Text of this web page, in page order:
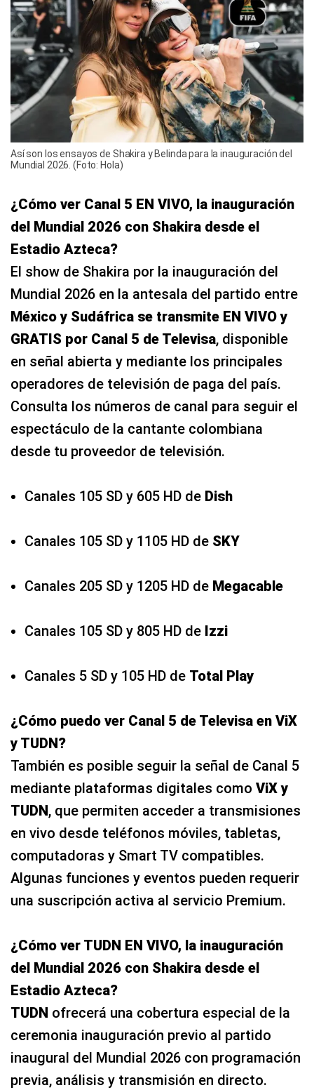
Así son los ensayos de Shakira y Belinda para la inauguración del
Mundial 2026. (Foto: Hola)
¿Cómo ver Canal 5 EN VIVO, la inauguración
del Mundial 2026 con Shakira desde el
Estadio Azteca?
El show de Shakira por la inauguración del
Mundial 2026 en la antesala del partido entre
México y Sudáfrica se transmite EN VIVO y
GRATIS por Canal 5 de Televisa, disponible
en señal abierta y mediante los principales
operadores de televisión de paga del país.
Consulta los números de canal para seguir el
espectáculo de la cantante colombiana
desde tu proveedor de televisión.
Canales 105 SD y 605 HD de Dish
Canales 105 SD y 1105 HD de SKY
Canales 205 SD y 1205 HD de Megacable
Canales 105 SD y 805 HD de Izzi
Canales 5 SD y 105 HD de Total Play
¿Cómo puedo ver Canal 5 de Televisa en ViX
y TUDN?
También es posible seguir la señal de Canal 5
mediante plataformas digitales como ViX y
TUDN, que permiten acceder a transmisiones
en vivo desde teléfonos móviles, tabletas,
computadoras y Smart TV compatibles.
Algunas funciones y eventos pueden requerir
una suscripción activa al servicio Premium.
¿Cómo ver TUDN EN VIVO, la inauguración
del Mundial 2026 con Shakira desde el
Estadio Azteca?
TUDN ofrecerá una cobertura especial de la
ceremonia inauguración previo al partido
inaugural del Mundial 2026 con programación
previa, análisis y transmisión en directo.